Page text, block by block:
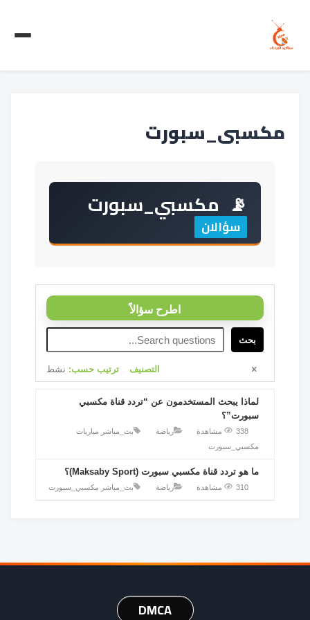
مكسبي_سبورت
مكسبي_سبورت
سؤالان
اطرح سؤالاً
بحث
ترتيب حسب: نشط التصنيف
لماذا يبحث المستخدمون عن “تردد قناة مكسبي
سبورت”؟
338 مشاهدة رياضة بث_مباشر مباريات
مكسبي_سبورت
ما هو تردد قناة مكسبي سبورت (Maksaby Sport)؟
310 مشاهدة رياضة بث_مباشر مكسبي_سبورت
DMCA